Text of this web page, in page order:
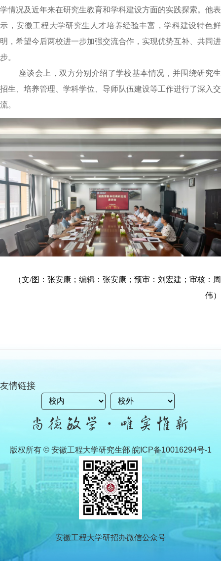
学情况及近年来在研究生教育和学科建设方面的实践探索。他表
示，安徽工程大学研究生人才培养经验丰富，学科建设特色鲜
明，希望今后两校进一步加强交流合作，实现优势互补、共同进
步。
座谈会上，双方分别介绍了学校基本情况，并围绕研究生
招生、培养管理 、学科学位、导师队伍建设等工作进行了深入交
流。
（文/图 ： 张安康 ；编辑：张安康；预审： 刘宏建 ；审核： 周
伟）
友情链接
版权所有 © 安徽工程大学研究生部 皖ICP备10016294号-1
安徽工程大学研招办微信公众号